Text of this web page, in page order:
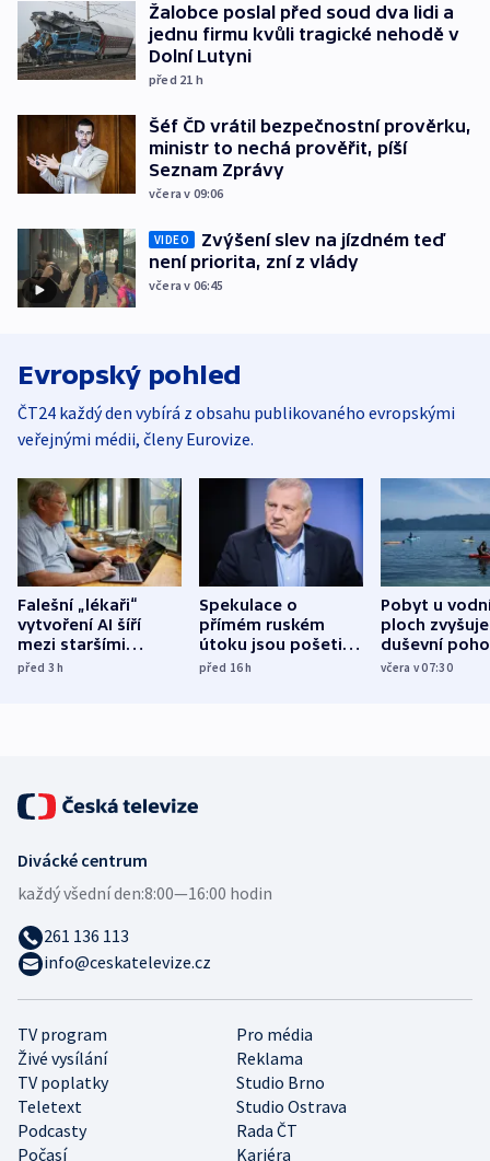
Žalobce poslal před soud dva lidi a
jednu firmu kvůli tragické nehodě v
Dolní Lutyni
před 21 h
Šéf ČD vrátil bezpečnostní prověrku,
ministr to nechá prověřit, píší
Seznam Zprávy
včera v 09:06
VIDEO
Zvýšení slev na jízdném teď
není priorita, zní z vlády
včera v 06:45
Evropský pohled
ČT24 každý den vybírá z obsahu publikovaného evropskými
veřejnými médii, členy Eurovize.
Falešní „lékaři“
vytvoření AI šíří
mezi staršími
Poláky nebezpečné
před 3h
Spekulace o
přímém ruském
útoku jsou pošetilé,
míní estonský
před 16h
Pobyt u
ploch zvyšuje
duševní
ukázala
včera v 07:30
TV program
Pro média
Živé vysílání
Reklama
TV poplatky
Studio Brno
Teletext
Studio Ostrava
Podcasty
Rada ČT
Počasí
Kariéra
Divácké centrum
každý všední den:8:00—16:00 hodin
261 136 113
info@ceskatelevize.cz